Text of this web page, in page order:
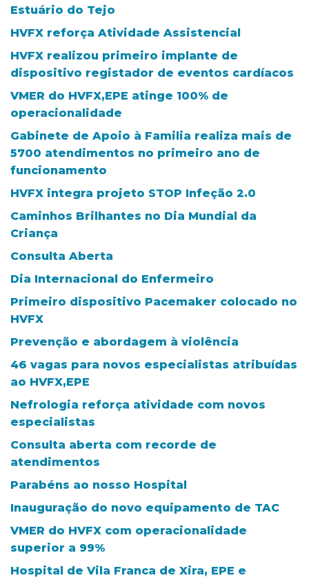
Estuário do Tejo
HVFX reforça Atividade Assistencial
HVFX realizou primeiro implante de
dispositivo registador de eventos cardíacos
VMER do HVFX,EPE atinge 100% de
operacionalidade
Gabinete de Apoio à Familia realiza mais de
5700 atendimentos no primeiro ano de
funcionamento
HVFX integra projeto STOP Infeção 2.0
Caminhos Brilhantes no Dia Mundial da
Criança
Consulta Aberta
Dia Internacional do Enfermeiro
Primeiro dispositivo Pacemaker colocado no
HVFX
Prevenção e abordagem à violência
46 vagas para novos especialistas atribuídas
ao HVFX,EPE
Nefrologia reforça atividade com novos
especialistas
Consulta aberta com recorde de
atendimentos
Parabéns ao nosso Hospital
Inauguração do novo equipamento de TAC
VMER do HVFX com operacionalidade
superior a 99%
Hospital de Vila Franca de Xira, EPE e